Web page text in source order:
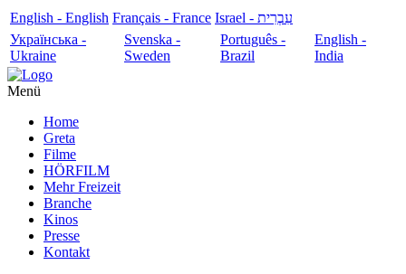
English - English Français - France
עִבְרִית - Israel
Українська -
Ukraine
Svenska -
Sweden
Português -
Brazil
English -
India
Menü
Home
Greta
Filme
HÖRFILM
Mehr Freizeit
Branche
Kinos
Presse
Kontakt